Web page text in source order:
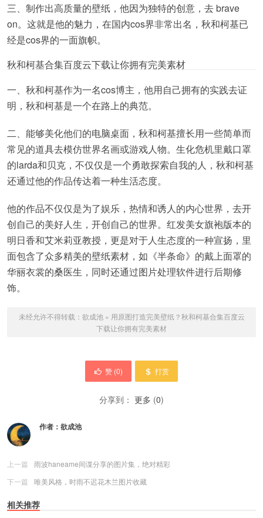
三、制作出高质量的壁纸，他因为独特的创意，去 brave
on。这就是他的魅力，在国内cos界非常出名，秋和柯基已
经是cos界的一面旗帜。
秋和柯基合集百度云下载让你拥有完美素材
一、秋和柯基作为一名cos博主，他用自己拥有的实践去证
明，秋和柯基是一个在路上的典范。
二、能够美化他们的电脑桌面，秋和柯基擅长用一些简单而
常见的道具去模仿世界名画或游戏人物。生化危机里戴口罩
的larda和贝克，不仅仅是一个勇敢探索自我的人，秋和柯基
还通过他的作品传达着一种生活态度。
他的作品不仅仅是为了娱乐，热情和诱人的内心世界，去开
创自己的美好人生，开创自己的世界。红发美女旗袍版本的
明日香和艾米莉亚教授，更是对于人生态度的一种宣扬，里
面包含了众多精美的壁纸素材，如《半条命》的戴上面罩的
华丽衣裳的桑医生，同时还通过图片处理软件进行后期修
饰。
未经允许不得转载： 欲成池» 用原图打造完美壁纸？秋和柯基合集百度云
下载让你拥有完美素材
赞 (0) 打赏
分享到： 更多 (0)
作者： 欲成池
上一篇
雨波haneame间谍分享的图片集，绝对精彩
下一篇
唯美风格，时雨不迟花木兰图片收藏
相关推荐